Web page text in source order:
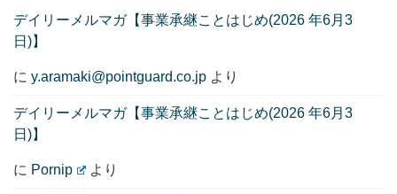
デイリーメルマガ【事業承継ことはじめ(2026 年6月3
日)】
に y.aramaki@pointguard.co.jp より
デイリーメルマガ【事業承継ことはじめ(2026 年6月3
日)】
に Pornip より